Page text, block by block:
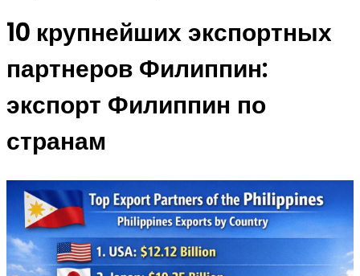
10 крупнейших экспортных
партнеров Филиппин:
экспорт Филиппин по
странам